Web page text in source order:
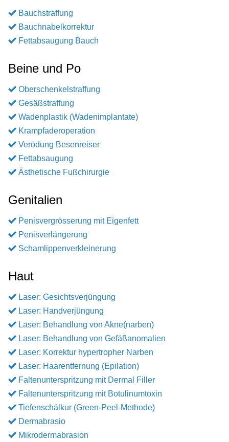
Bauchstraffung
Bauchnabelkorrektur
Fettabsaugung Bauch
Beine und Po
Oberschenkelstraffung
Gesäßstraffung
Wadenplastik (Wadenimplantate)
Krampfaderoperation
Verödung Besenreiser
Fettabsaugung
Ästhetische Fußchirurgie
Genitalien
Penisvergrösserung mit Eigenfett
Penisverlängerung
Schamlippenverkleinerung
Haut
Laser: Gesichtsverjüngung
Laser: Handverjüngung
Laser: Behandlung von Akne(narben)
Laser: Behandlung von Gefäßanomalien
Laser: Korrektur hypertropher Narben
Laser: Haarentfernung (Epilation)
Faltenunterspritzung mit Dermal Filler
Faltenunterspritzung mit Botulinumtoxin
Tiefenschälkur (Green-Peel-Methode)
Dermabrasio
Mikrodermabrasion